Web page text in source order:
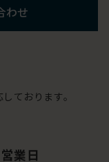
わせ
ております。
業日